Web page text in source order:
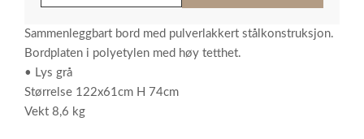
Sammenleggbart bord med pulverlakkert stålkonstruksjon.
Bordplaten i polyetylen med høy tetthet.
• Lys grå
Størrelse 122x61cm H 74cm
Vekt 8,6 kg